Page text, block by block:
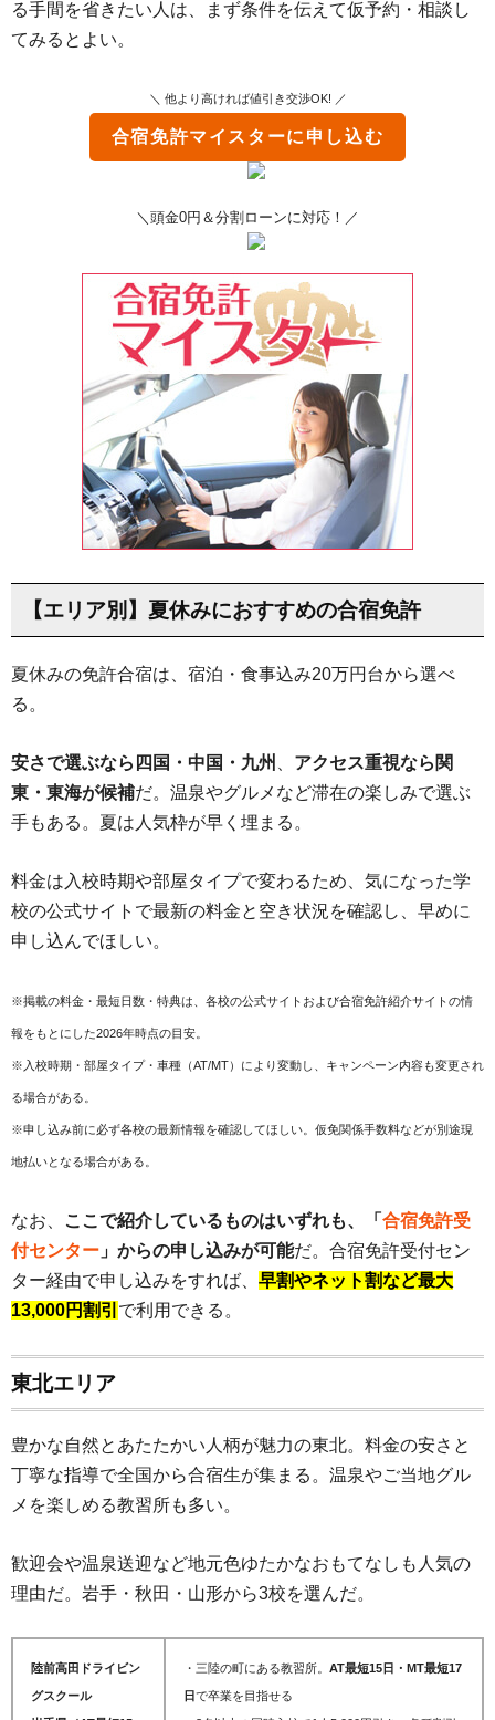
る手間を省きたい人は、まず条件を伝えて仮予約・相談し
てみるとよい。
＼ 他より高ければ値引き交渉OK! ／
合宿免許マイスターに申し込む
＼頭金0円＆分割ローンに対応！／
【エリア別】夏休みにおすすめの合宿免許
夏休みの免許合宿は、宿泊・食事込み20万円台から選べ
る。
安さで選ぶなら四国・中国・九州
アクセス重視なら関
東・東海が候補だ。温泉やグルメなど滞在の楽しみで選ぶ
手もある。夏は人気枠が早く埋まる。
料金は入校時期や部屋タイプで変わるため、気になった学
校の公式サイトで最新の料金と空き状況を確認し、早めに
申し込んでほしい。
※掲載の料金・最短日数・特典は、各校の公式サイトおよび合宿免許紹介サイトの情
報をもとにした2026年時点の目安。
※入校時期・部屋タイプ・車種（AT/MT）により変動し、キャンペーン内容も変更され
る場合がある。
※申し込み前に必ず各校の最新情報を確認してほしい。仮免関係手数料などが別途現
地払いとなる場合がある。
なお、 ここで紹介しているものはいずれも、「 合宿免許受
付センター 」からの申し込みが可能だ。合宿免許受付セン
ター経由で申し込みをすれば、 早割やネット割など最大
13,000円割引 で利用できる。
東北エリア
豊かな自然とあたたかい人柄が魅力の東北。料金の安さと
丁寧な指導で全国から合宿生が集まる。温泉やご当地グル
メを楽しめる教習所も多い。
歓迎会や温泉送迎など地元色ゆたかなおもてなしも人気の
理由だ。岩手・秋田・山形から3校を選んだ。
陸前高田ドライビン
グスクール
・三陸の町にある教習所。 AT最短15日・MT最短17
日で卒業を目指せる